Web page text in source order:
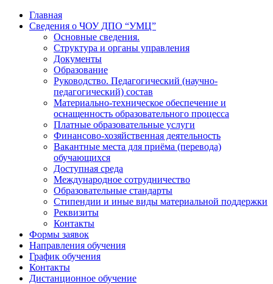
Главная
Сведения о ЧОУ ДПО “УМЦ”
Основные сведения.
Структура и органы управления
Документы
Образование
Руководство. Педагогический (научно-
педагогический) состав
Материально-техническое обеспечение и
оснащенность образовательного процесса
Платные образовательные услуги
Финансово-хозяйственная деятельность
Вакантные места для приёма (перевода)
обучающихся
Доступная среда
Международное сотрудничество
Образовательные стандарты
Стипендии и иные виды материальной поддержки
Реквизиты
Контакты
Формы заявок
Направления обучения
График обучения
Контакты
Дистанционное обучение